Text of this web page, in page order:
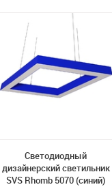
Cветодиодный
дизайнерский светильник
SVS Rhomb 5070 (синий)